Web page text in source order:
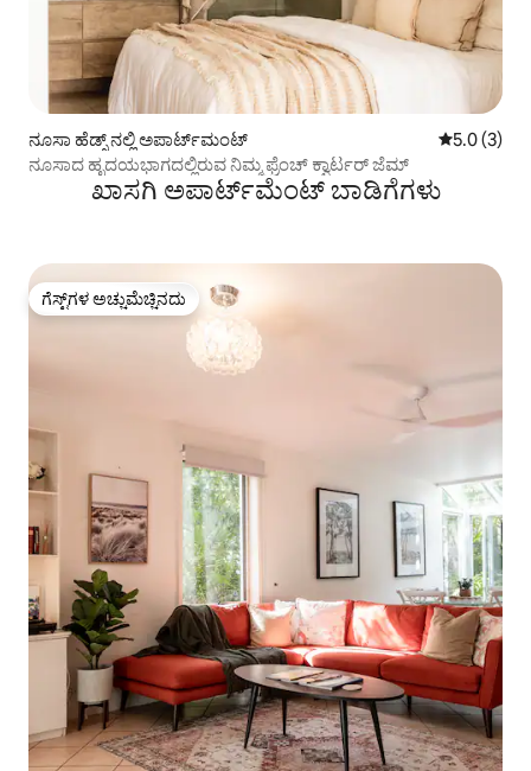
ನೂಸಾ ಹೆಡ್ಸ್ ನಲ್ಲಿ ಅಪಾರ್ಟ್‌ಮಂಟ್ 5 ರಲ್ಲಿ 5.0
5.0 (3)
ನೂಸಾದ ಹೃದಯಭಾಗದಲ್ಲಿರುವ ನಿಮ್ಮ ಫ್ರೆಂಚ್ ಕ್ವಾರ್ಟರ್ ಜೆಮ್
ಖಾಸಗಿ ಅಪಾರ್ಟ್‌ಮೆಂಟ್ ಬಾಡಿಗೆಗಳು
ಗೆಸ್ಟ್‌ಗಳ ಅಚ್ಚುಮೆಚ್ಚಿನದು
ಗೆಸ್ಟ್‌ಗಳ ಅಚ್ಚುಮೆಚ್ಚಿನದು